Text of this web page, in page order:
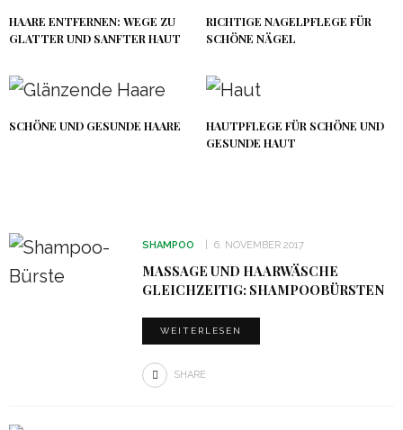
HAARE ENTFERNEN: WEGE ZU
GLATTER UND SANFTER HAUT
RICHTIGE NAGELPFLEGE FÜR
SCHÖNE NÄGEL
SCHÖNE UND GESUNDE HAARE
HAUTPFLEGE FÜR SCHÖNE UND
GESUNDE HAUT
SHAMPOO 6. NOVEMBER 2017
MASSAGE UND HAARWÄSCHE
GLEICHZEITIG: SHAMPOOBÜRSTEN
WEITERLESEN
SHARE